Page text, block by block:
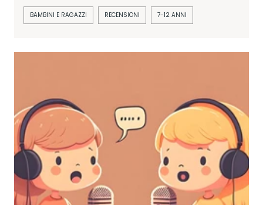
BAMBINI E RAGAZZI RECENSIONI 7-12 ANNI